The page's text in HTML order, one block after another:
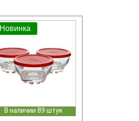
Новинка
В наличии 89 штук